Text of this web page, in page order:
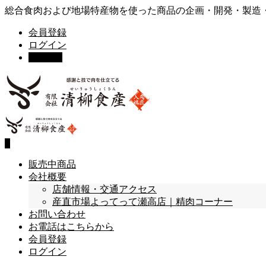
総合食肉および地場特産物を使った商品の企画・開発・製造
会員登録
ログイン
販売中商品
会社概要
店舗情報・交通アクセス
産直市場よってって瀬高店｜精肉コーナー
お問い合わせ
お電話はこちらから
会員登録
ログイン